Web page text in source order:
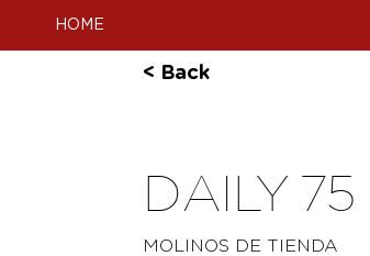
HOME
< Back
DAILY 75
MOLINOS DE TIENDA